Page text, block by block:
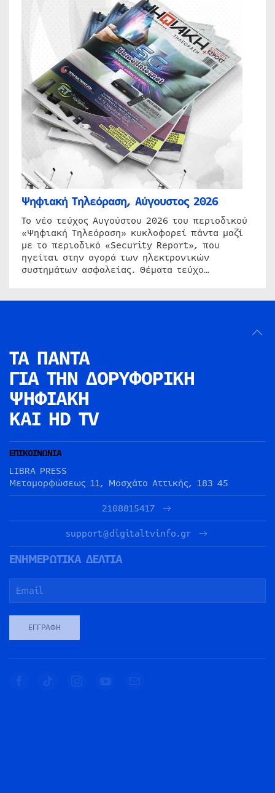
Ψηφιακή Τηλεόραση, Αύγουστος 2026
Το νέο τεύχος Αυγούστου 2026 του περιοδικού
«Ψηφιακή Τηλεόραση» κυκλοφορεί πάντα μαζί
με το περιοδικό «Security Report», που
ηγείται στην αγορά των ηλεκτρονικών
συστημάτων ασφαλείας. Θέματα τεύχο…
ΤΑ ΠΑΝΤΑ
ΓΙΑ ΤΗΝ ΔΟΡΥΦΟΡΙΚΗ
ΨΗΦΙΑΚΗ
ΚΑΙ HD TV
ΕΠΙΚΟΙΝΩΝΙΑ
LIBRA PRESS
Μεταμορφώσεως 11, Μοσχάτο Αττικής, 183 45
2108815417
support@digitaltvinfo.gr
ΕΝΗΜΕΡΩΤΙΚΑ ΔΕΛΤΙΑ
ΕΓΓΡΑΦΉ